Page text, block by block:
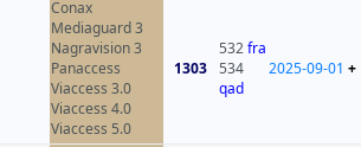
Conax
Mediaguard 3
Nagravision 3
Panaccess
Viaccess 3.0
Viaccess 4.0
Viaccess 5.0
1303
532fra
534
qad
2025-09-01 +